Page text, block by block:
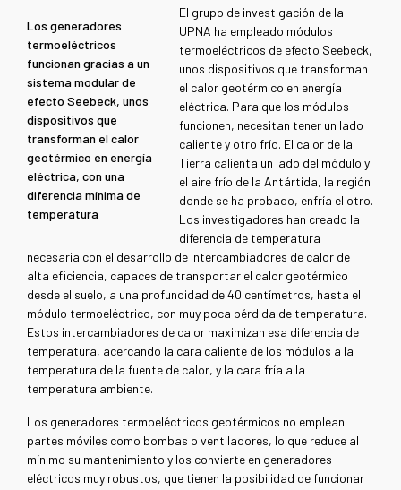
Los generadores
termoeléctricos
funcionan gracias a un
sistema modular de
efecto Seebeck, unos
dispositivos que
transforman el calor
geotérmico en energía
eléctrica, con una
diferencia mínima de
temperatura
El grupo de investigación de la
UPNA ha empleado módulos
termoeléctricos de efecto Seebeck,
unos dispositivos que transforman
el calor geotérmico en energía
eléctrica. Para que los módulos
funcionen, necesitan tener un lado
caliente y otro frío. El calor de la
Tierra calienta un lado del módulo y
el aire frío de la Antártida, la región
donde se ha probado, enfría el otro.
Los investigadores han creado la
diferencia de temperatura
necesaria con el desarrollo de intercambiadores de calor de
alta eficiencia, capaces de transportar el calor geotérmico
desde el suelo, a una profundidad de 40 centímetros, hasta el
módulo termoeléctrico, con muy poca pérdida de temperatura.
Estos intercambiadores de calor maximizan esa diferencia de
temperatura, acercando la cara caliente de los módulos a la
temperatura de la fuente de calor, y la cara fría a la
temperatura ambiente.
Los generadores termoeléctricos geotérmicos no emplean
partes móviles como bombas o ventiladores, lo que reduce al
mínimo su mantenimiento y los convierte en generadores
eléctricos muy robustos, que tienen la posibilidad de funcionar